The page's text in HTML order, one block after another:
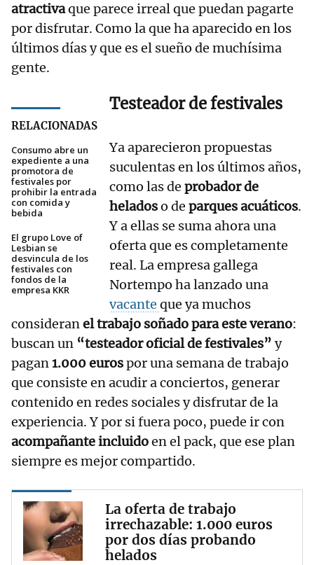
atractivaque parece irreal que puedan pagarte
por disfrutar. Como la que ha aparecido en los
últimos días y que es el sueño de muchísima
gente.
RELACIONADAS
Consumo abre un
expediente a una
promotora de
festivales por
prohibir la entrada
con comida y
bebida
El grupo Love of
Lesbian se
desvincula de los
festivales con
fondos de la
empresa KKR
Testeador de festivales
Ya aparecieron propuestas
suculentas en los últimos años,
como las de probador de
heladoso de parques acuáticos.
Y a ellas se suma ahora una
oferta que es completamente
real. La empresa gallega
Nortempo ha lanzado una
vacante que ya muchos
consideranel trabajo soñado para este verano:
buscan un “testeador oficial de festivales” y
pagan1.000 eurospor una semana de trabajo
que consiste en acudir a conciertos, generar
contenido en redes sociales y disfrutar de la
experiencia. Y por si fuera poco, puede ir con
acompañante incluidoen el pack, que ese plan
siempre es mejor compartido.
La oferta de trabajo
irrechazable: 1.000 euros
por dos días probando
helados